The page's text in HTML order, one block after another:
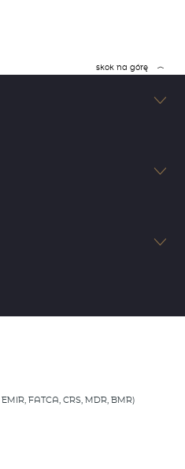
skok na górę
naszych ekspertów.
i zapoznaj się z
FATCA, CRS, MDR, BMR)